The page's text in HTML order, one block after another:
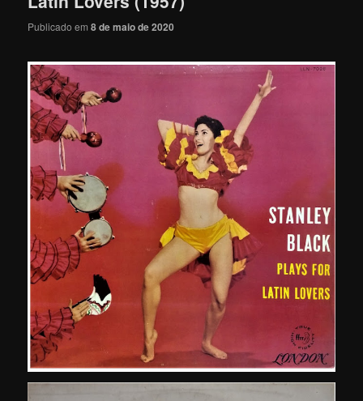
Publicado em8 de maio de 2020